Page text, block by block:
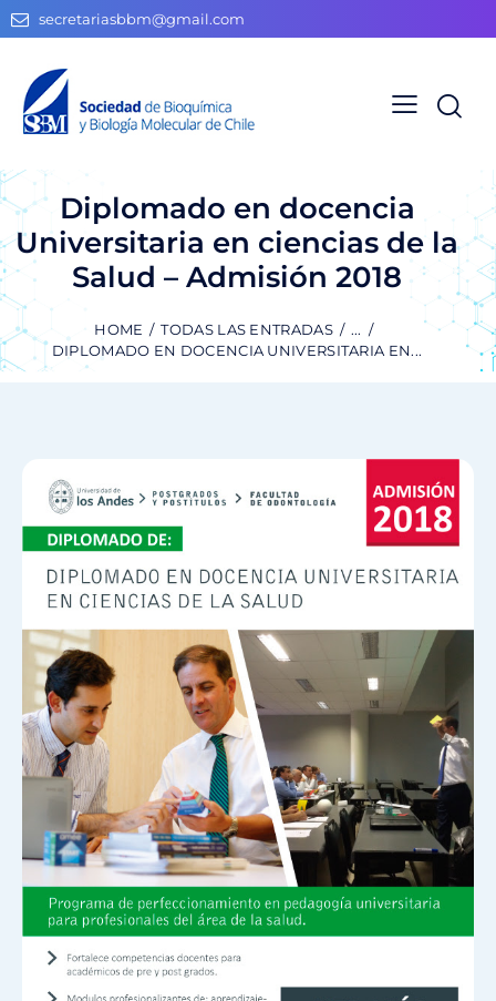
secretariasbbm@gmail.com
Diplomado en docencia
Universitaria en ciencias de la
Salud – Admisión 2018
HOME TODAS LAS ENTRADAS
...
DIPLOMADO EN DOCENCIA UNIVERSITARIA EN...